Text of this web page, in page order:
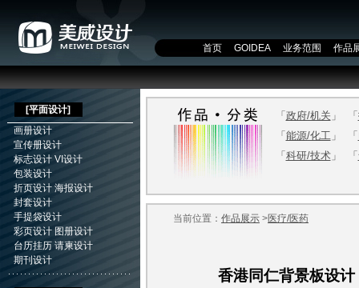
首页 GOIDEA 业务范围 作品
[平面设计]
画册设计
宣传册设计
标志设计 VI设计
包装设计
折页设计 海报设计
封套设计
手提袋设计
彩页设计 图册设计
台历挂历 请柬设计
期刊设计
「 政府/机关 」 「
「 能源/化工」 「
「 科研/技术」 「
当前位置： 作品展示 >医疗/医药
香港同仁背景板设